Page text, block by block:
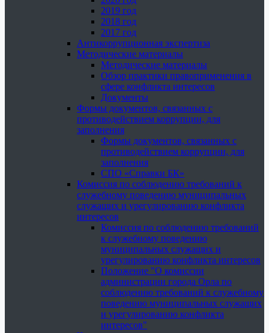
2019 год
2018 год
2017 год
Антикоррупционная экспертиза
Методические материалы
Методические материалы
Обзор практики правоприменения в
сфере конфликта интересов
Документы
Формы документов, связанных с
противодействием коррупции, для
заполнения
Формы документов, связанных с
противодействием коррупции, для
заполнения
СПО «Справки БК»
Комиссия по соблюдению требований к
служебному поведению муниципальных
служащих и урегулированию конфликта
интересов
Комиссия по соблюдению требований
к служебному поведению
муниципальных служащих и
урегулированию конфликта интересов
Положение "О комиссии
администрации города Орла по
соблюдению требований к служебному
поведению муниципальных служащих
и урегулированию конфликта
интересов"